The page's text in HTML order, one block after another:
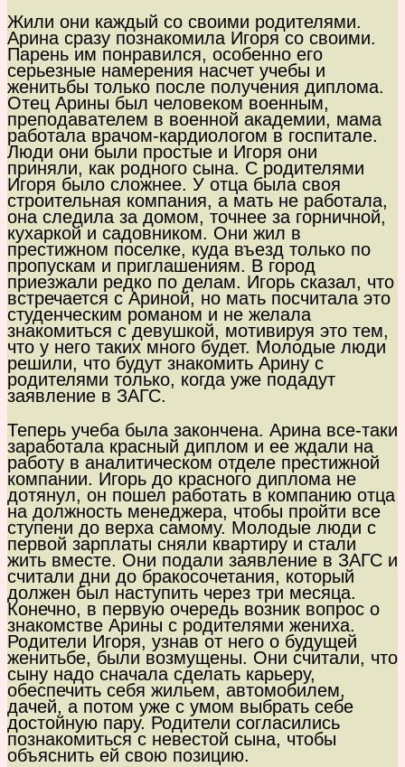
Жили они каждый со своими родителями.
Арина сразу познакомила Игоря со своими.
Парень им понравился, особенно его
серьезные намерения насчет учебы и
женитьбы только после получения диплома.
Отец Арины был человеком военным,
преподавателем в военной академии, мама
работала врачом-кардиологом в госпитале.
Люди они были простые и Игоря они
приняли, как родного сына. С родителями
Игоря было сложнее. У отца была своя
строительная компания, а мать не работала,
она следила за домом, точнее за горничной,
кухаркой и садовником. Они жил в
престижном поселке, куда въезд только по
пропускам и приглашениям. В город
приезжали редко по делам. Игорь сказал, что
встречается с Ариной, но мать посчитала это
студенческим романом и не желала
знакомиться с девушкой, мотивируя это тем,
что у него таких много будет. Молодые люди
решили, что будут знакомить Арину с
родителями только, когда уже подадут
заявление в ЗАГС.
Теперь учеба была закончена. Арина все-таки
заработала красный диплом и ее ждали на
работу в аналитическом отделе престижной
компании. Игорь до красного диплома не
дотянул, он пошел работать в компанию отца
на должность менеджера, чтобы пройти все
ступени до верха самому. Молодые люди с
первой зарплаты сняли квартиру и стали
жить вместе. Они подали заявление в ЗАГС и
считали дни до бракосочетания, который
должен был наступить через три месяца.
Конечно, в первую очередь возник вопрос о
знакомстве Арины с родителями жениха.
Родители Игоря, узнав от него о будущей
женитьбе, были возмущены. Они считали, что
сыну надо сначала сделать карьеру,
обеспечить себя жильем, автомобилем,
дачей, а потом уже с умом выбрать себе
достойную пару. Родители согласились
познакомиться с невестой сына, чтобы
объяснить ей свою позицию.